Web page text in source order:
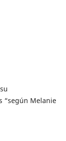
“según Melanie